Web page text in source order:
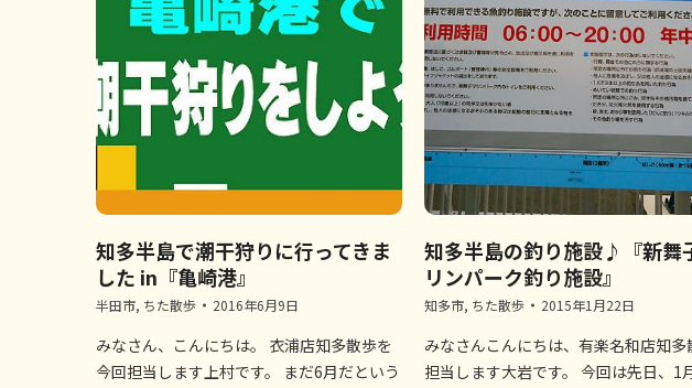
知多半島で潮干狩りに行ってきま
した in『亀崎港』
半田市, ちた散歩 2016年6月9日
みなさん、こんにちは。 衣浦店知多散歩を
今回担当します上村です。 まだ6月だという
知多半島の釣り施設♪『新舞
リンパーク釣り施設』
知多市, ちた散歩 2015年1月22日
みなさんこんにちは、有楽名和店知多
担当します大岩です。 今回は先日、1